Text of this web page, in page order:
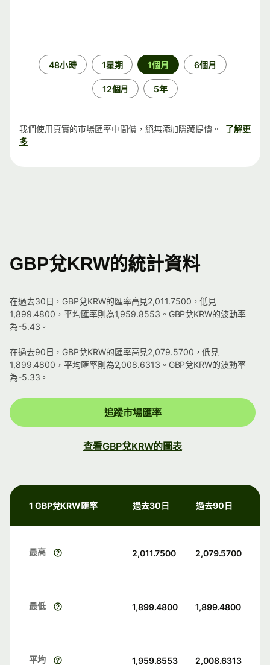
48小時 1星期 1個月 6個月
12個月 5年
我們使用真實的市場匯率中間價，絕無添加隱藏提價。
了解更
多
GBP兌KRW的統計資料
在過去30日，GBP兌KRW的匯率高見2,011.7500，低見
1,899.4800，平均匯率則為1,959.8553。GBP兌KRW的波動率
為-5.43。
在過去90日，GBP兌KRW的匯率高見2,079.5700，低見
1,899.4800，平均匯率則為2,008.6313。GBP兌KRW的波動率
為-5.33。
追蹤市場匯率
查看GBP兌KRW的圖表
1 GBP兌KRW匯率 過去30日 過去90日
最高 2,011.7500 2,079.5700
最低 1,899.4800 1,899.4800
平均 1,959.8553 2,008.6313